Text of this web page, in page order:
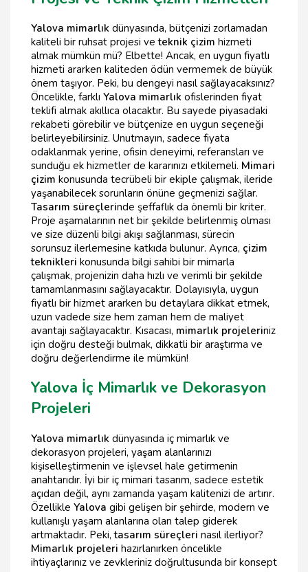
Yalova mimarlık dünyasında, bütçenizi zorlamadan
kaliteli bir ruhsat projesi veteknik çizim hizmeti
almak mümkün mü? Elbette! Ancak, en uygun fiyatlı
hizmeti ararken kaliteden ödün vermemek de büyük
önem taşıyor. Peki, bu dengeyi nasıl sağlayacaksınız?
Öncelikle, farklı Yalova mimarlık ofislerinden fiyat
teklifi almak akıllıca olacaktır. Bu sayede piyasadaki
rekabeti görebilir ve bütçenize en uygun seçeneği
belirleyebilirsiniz. Unutmayın, sadece fiyata
odaklanmak yerine, ofisin deneyimi, referansları ve
sunduğu ek hizmetler de kararınızı etkilemeli. Mimari
çizim konusunda tecrübeli bir ekiple çalışmak, ileride
yaşanabilecek sorunların önüne geçmenizi sağlar.
Tasarım süreçlerinde şeffaflık da önemli bir kriter.
Proje aşamalarının net bir şekilde belirlenmiş olması
ve size düzenli bilgi akışı sağlanması, sürecin
sorunsuz ilerlemesine katkıda bulunur. Ayrıca, çizim
teknikleri konusunda bilgi sahibi bir mimarla
çalışmak, projenizin daha hızlı ve verimli bir şekilde
tamamlanmasını sağlayacaktır. Dolayısıyla, uygun
fiyatlı bir hizmet ararken bu detaylara dikkat etmek,
uzun vadede size hem zaman hem de maliyet
avantajı sağlayacaktır. Kısacası, mimarlık projeleriniz
için doğru desteği bulmak, dikkatli bir araştırma ve
doğru değerlendirme ile mümkün!
Yalova İç Mimarlık ve Dekorasyon
Projeleri
Yalova mimarlık dünyasında iç mimarlık ve
dekorasyon projeleri, yaşam alanlarınızı
kişiselleştirmenin ve işlevsel hale getirmenin
anahtarıdır. İyi bir iç mimari tasarım, sadece estetik
açıdan değil, aynı zamanda yaşam kalitenizi de artırır.
Özellikle Yalova gibi gelişen bir şehirde, modern ve
kullanışlı yaşam alanlarına olan talep giderek
artmaktadır. Peki,tasarım süreçleri nasıl ilerliyor?
Mimarlık projeleri hazırlanırken öncelikle
ihtiyaçlarınız ve zevkleriniz doğrultusunda bir konsept